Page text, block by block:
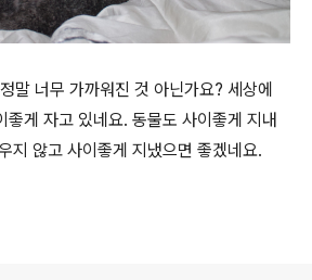
말 너무 가까워진 것 아닌가요? 세상에
좋게 자고 있네요. 동물도 사이좋게 지내
지 않고 사이좋게 지냈으면 좋겠네요.